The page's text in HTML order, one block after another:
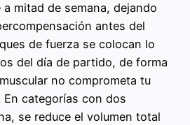
mitad de semana, dejando
antes del
de fuerza se colocan lo
del día de partido, de forma
no comprometa tu
categorías con dos
se reduce el volumen total